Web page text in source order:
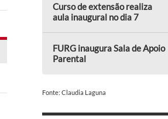
Curso de extensão realiza
aula inaugural no dia 7
FURG inaugura Sala de Apoio
Parental
Fonte: Claudia Laguna